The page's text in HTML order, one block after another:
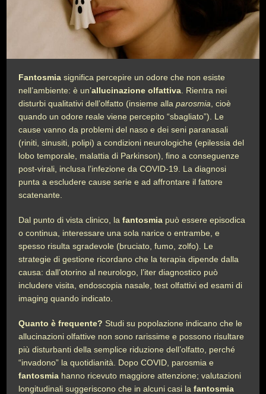
Fantosmia significa percepire un odore che non esiste
nell’ambiente: è un’allucinazione olfattiva . Rientra nei
disturbi qualitativi dell’olfatto (insieme allaparosmia , cioè
quando un odore reale viene percepito “sbagliato”). Le
cause vanno da problemi del naso e dei seni paranasali
(riniti, sinusiti, polipi) a condizioni neurologiche (epilessia del
lobo temporale, malattia di Parkinson), fino a conseguenze
post-virali, inclusa l’infezione da COVID-19. La diagnosi
punta a escludere cause serie e ad affrontare il fattore
scatenante.
Dal punto di vista clinico, lafantosmia può essere episodica
o continua, interessare una sola narice o entrambe, e
spesso risulta sgradevole (bruciato, fumo, zolfo). Le
strategie di gestione ricordano che la terapia dipende dalla
causa: dall’otorino al neurologo, l’iter diagnostico può
includere visita, endoscopia nasale, test olfattivi ed esami di
imaging quando indicato.
Quanto è frequente? Studi su popolazione indicano che le
allucinazioni olfattive non sono rarissime e possono risultare
più disturbanti della semplice riduzione dell’olfatto, perché
“invadono” la quotidianità. Dopo COVID, parosmia e
fantosmia hanno ricevuto maggiore attenzione; valutazioni
longitudinali suggeriscono che in alcuni casi lafantosmia